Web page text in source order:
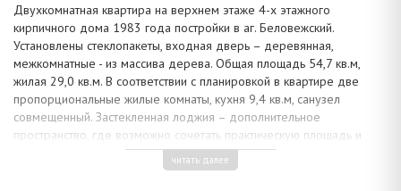
Двухкомнатная квартира на верхнем этаже 4-х этажного
кирпичного дома 1983 года постройки в аг. Беловежский.
Установлены стеклопакеты, входная дверь – деревянная,
межкомнатные - из массива дерева. Общая площадь 54,7 кв.м,
жилая 29,0 кв.м. В соответствии с планировкой в квартире две
пропорциональные жилые комнаты, кухня 9,4 кв.м, санузел
совмещенный. Застекленная лоджия – дополнительное
пространство, где возможно сочетать практическую площадь и
идею дизайна квартиры.
читать далее